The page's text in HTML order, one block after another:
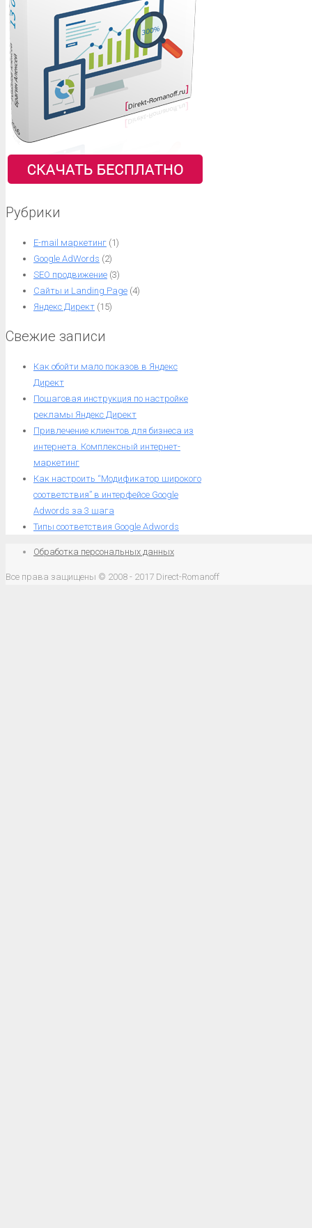
Рубрики
E-mail маркетинг (1)
Google AdWords (2)
SEO продвижение (3)
Сайты и Landing Page (4)
Яндекс Директ (15)
Свежие записи
Как обойти мало показов в Яндекс
Директ
Пошаговая инструкция по настройке
рекламы Яндекс Директ
Привлечение клиентов для бизнеса из
интернета. Комплексный интернет-
маркетинг
Как настроить “Модификатор широкого
соответствия” в интерфейсе Google
Adwords за 3 шага
Типы соответствия Google Adwords
Обработка персональных данных
Все права защищены © 2008 - 2017 Direct-Romanoff